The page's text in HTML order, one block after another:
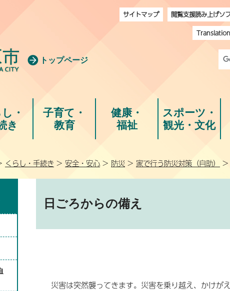
トップページ
サイトマップ 閲覧支援読み上げソ
・
き
子育て・
教育
健康・
福祉
スポーツ・
観光・文化
くらし・手続き > 安全・安心 > 防災 > 家で行う防災対策（自助） >
日ごろからの備え
災害は突然襲ってきます。災害を乗り越え、かけが